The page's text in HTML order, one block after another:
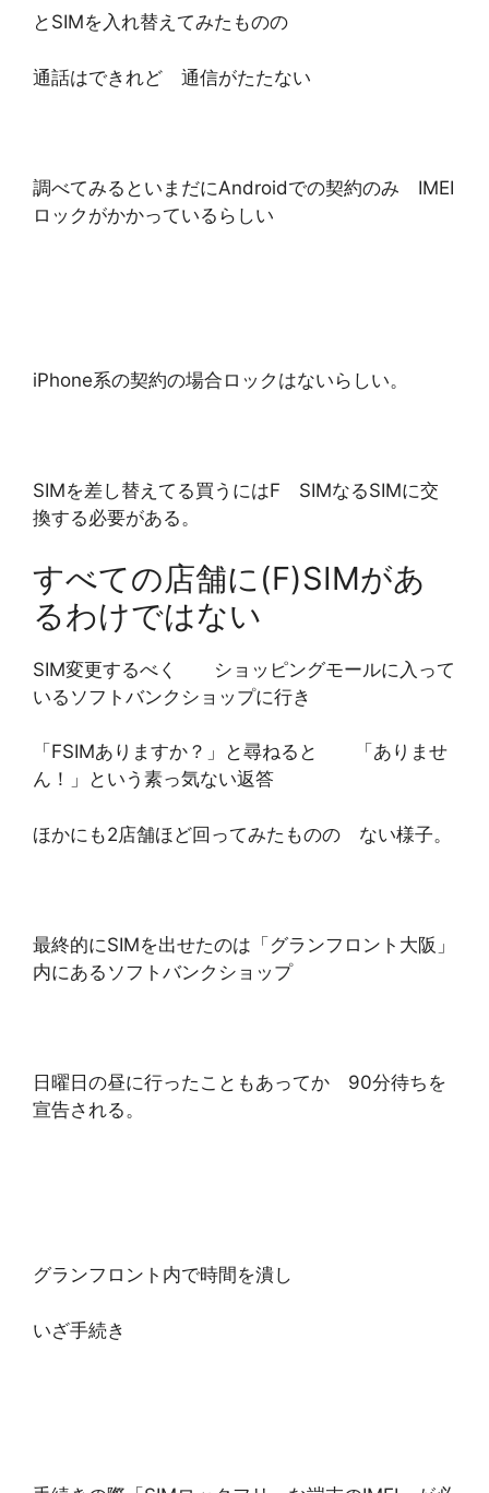
とSIMを入れ替えてみたものの
通話はできれど 通信がたたない
調べてみるといまだにAndroidでの契約のみ IMEI
ロックがかかっているらしい
iPhone系の契約の場合ロックはないらしい。
SIMを差し替えてる買うにはF SIMなるSIMに交
換する必要がある。
すべての店舗に(F)SIMがあ
るわけではない
SIM変更するべく ショッピングモールに入って
いるソフトバンクショップに行き
「FSIMありますか？」と尋ねると 「ありませ
ん！」という素っ気ない返答
ほかにも2店舗ほど回ってみたものの ない様子。
最終的にSIMを出せたのは「グランフロント大阪」
内にあるソフトバンクショップ
日曜日の昼に行ったこともあってか 90分待ちを
宣告される。
グランフロント内で時間を潰し
いざ手続き